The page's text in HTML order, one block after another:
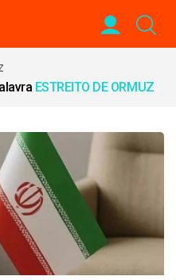
ESTREITO DE ORMUZ